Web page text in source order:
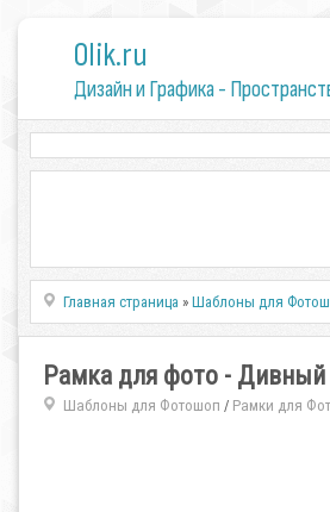
0lik.ru
Дизайн и Графика -
Главная страница »Шаблоны для
Рамка для фото - Дивный
Шаблоны для Фотошоп / Рамки для